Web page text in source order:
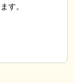
す。